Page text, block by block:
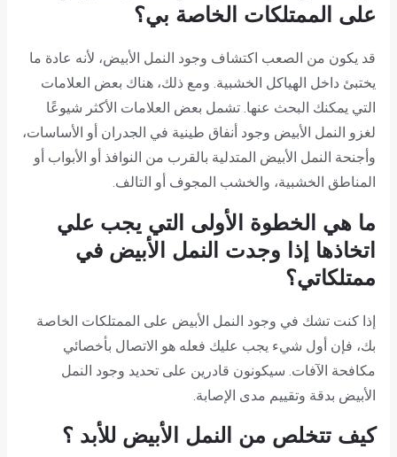
على الممتلكات الخاصة بي؟
قد يكون من الصعب اكتشاف وجود النمل الأبيض، لأنه عادة ما
يختبئ داخل الهياكل الخشبية. ومع ذلك، هناك بعض العلامات
التي يمكنك البحث عنها. تشمل بعض العلامات الأكثر شيوعًا
لغزو النمل الأبيض وجود أنفاق طينية في الجدران أو الأساسات،
وأجنحة النمل الأبيض المتدلية بالقرب من النوافذ أو الأبواب أو
المناطق الخشبية، والخشب المجوف أو التالف.
ما هي الخطوة الأولى التي يجب علي
اتخاذها إذا وجدت النمل الأبيض في
ممتلكاتي؟
إذا كنت تشك في وجود النمل الأبيض على الممتلكات الخاصة
بك، فإن أول شيء يجب عليك فعله هو الاتصال بأخصائي
مكافحة الآفات. سيكونون قادرين على تحديد وجود النمل
الأبيض بدقة وتقييم مدى الإصابة.
كيف تتخلص من النمل الأبيض للأبد ؟